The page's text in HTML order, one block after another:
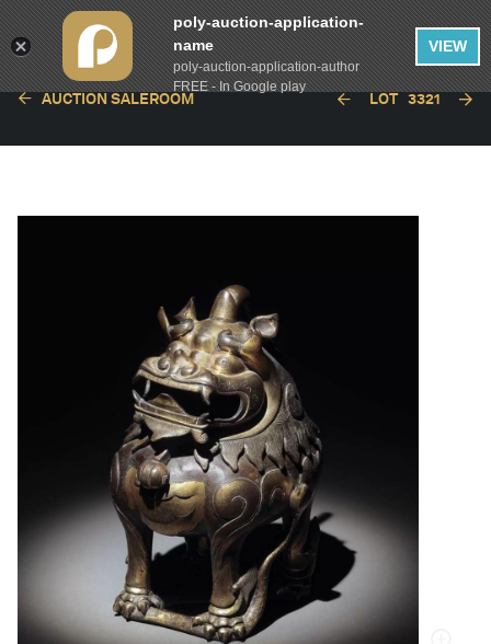
AUCTION SALEROOM LOT 3321
poly-auction-application-
name
poly-auction-application-author
FREE - In Google play
VIEW